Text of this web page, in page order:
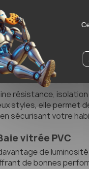
vitrée PVC sur
parfaitement à la
et baies vitrées.
PVC offrent
de sécurité,
d’entrée PVC
résistance,
styles, elle permet
sécurisant votre
vitrée PVC
de
de bonnes